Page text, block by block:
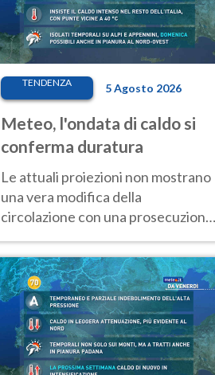
TENDENZA 5 Agosto 2026
Meteo, l'ondata di caldo si
conferma duratura
Le attuali proiezioni non mostrano
una vera modifica della
circolazione con una prosecuzione
giorni, compresa la settimana di
Ferragosto